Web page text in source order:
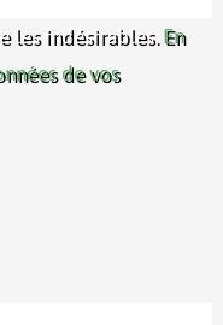
les indésirables. En
de vos